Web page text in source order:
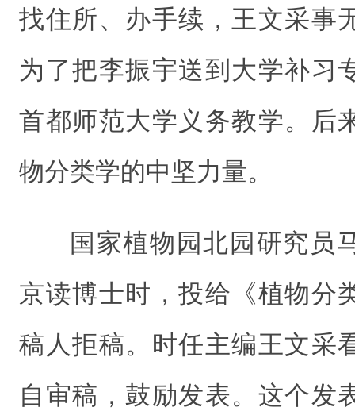
找住所、办手续，王文采事
为了把李振宇送到大学补习
首都师范大学义务教学。后
物分类学的中坚力量。
国家植物园北园研究员
京读博士时，投给《植物分
稿人拒稿。时任主编王文采
自审稿，鼓励发表。这个发